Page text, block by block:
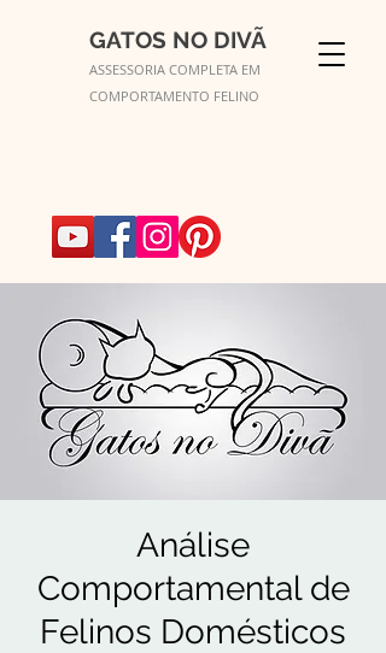
GATOS NO DIVÃ
ASSESSORIA COMPLETA EM
COMPORTAMENTO FELINO
Análise
Comportamental de
Felinos Domésticos